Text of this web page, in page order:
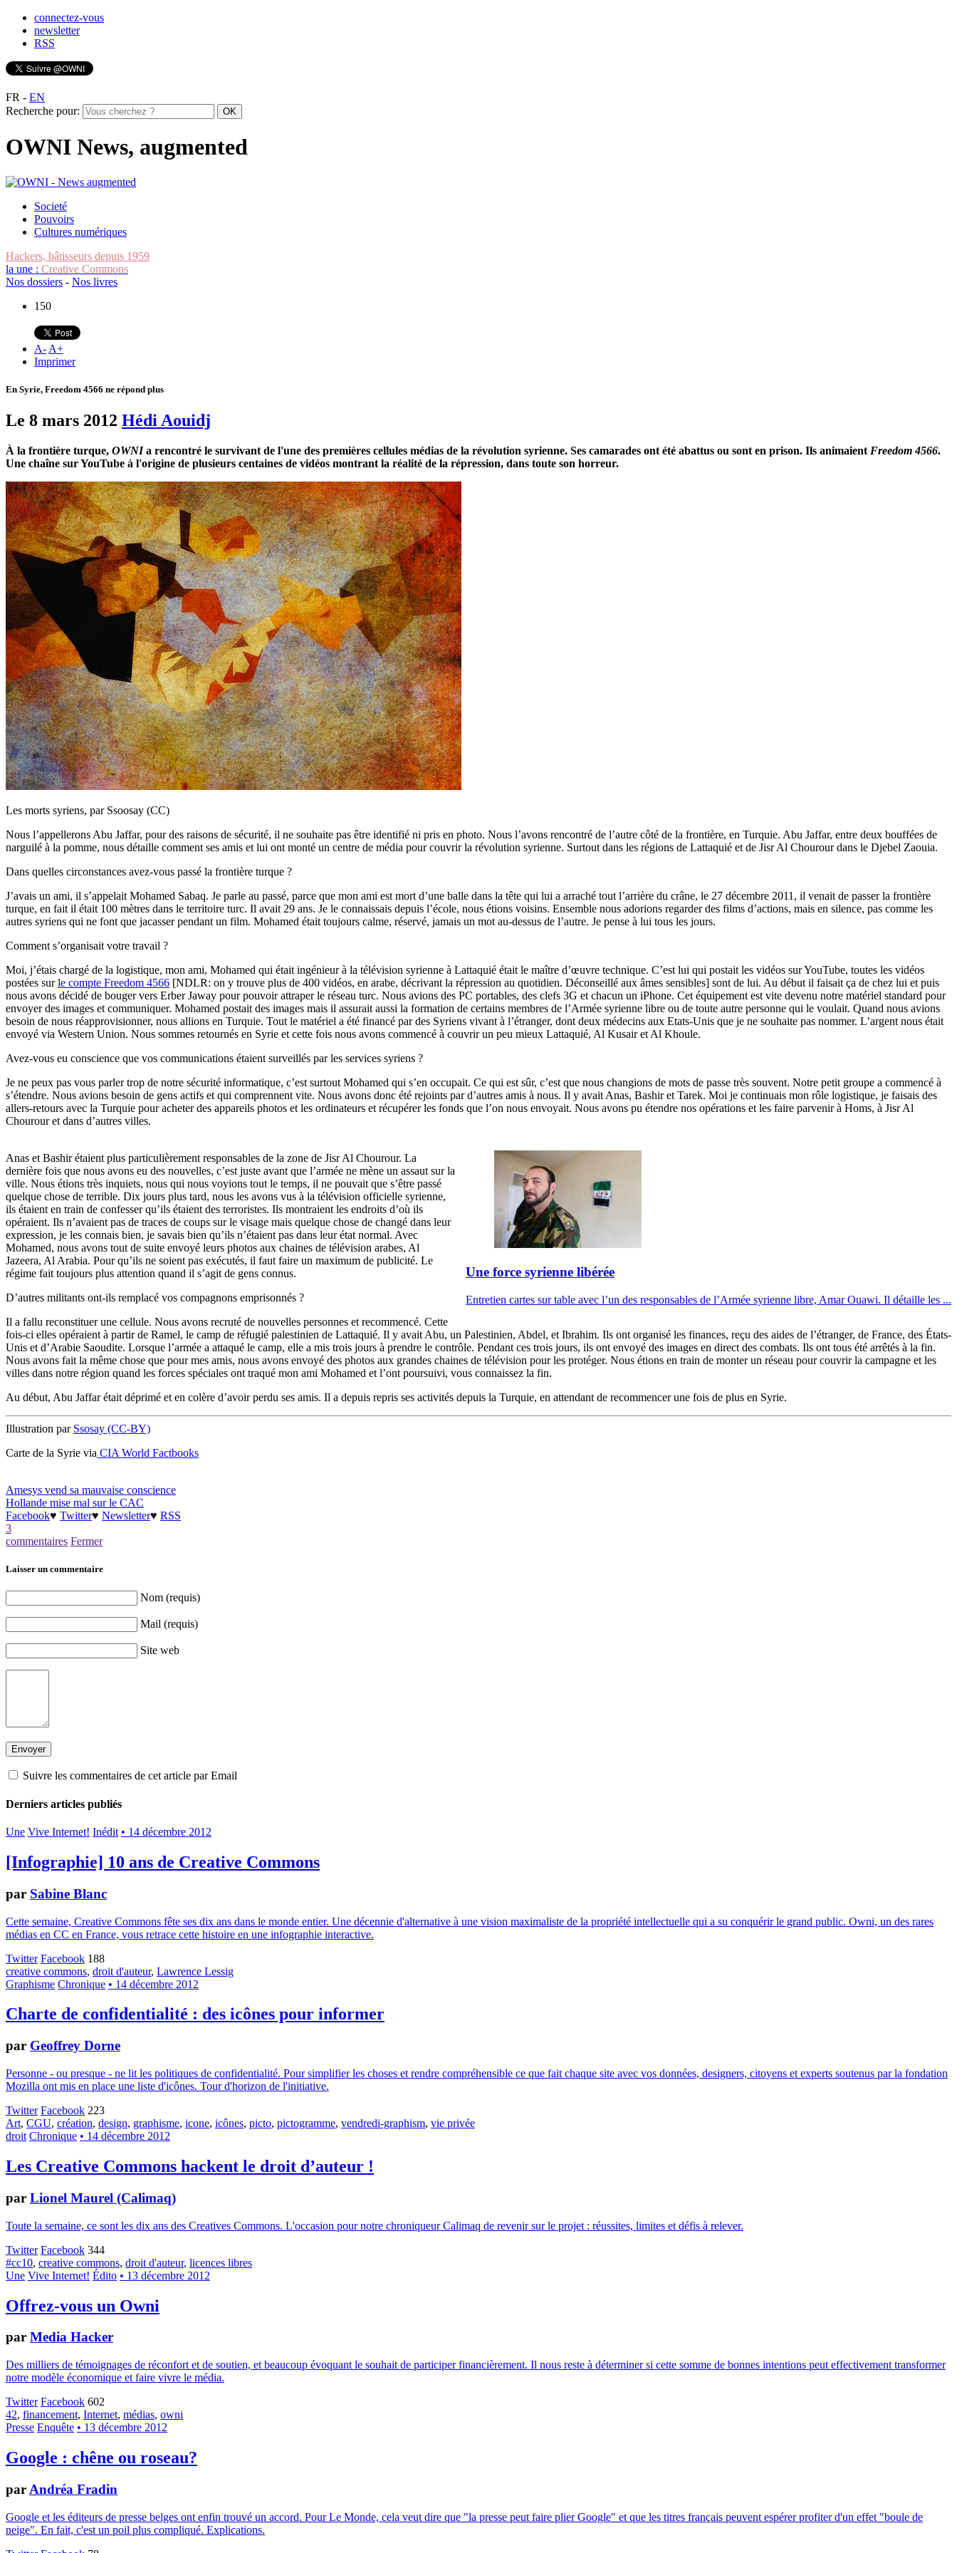
connectez-vous
newsletter
RSS
FR - EN
Recherche pour:
OWNI News, augmented
Societé
Pouvoirs
Cultures numériques
Hackers, bâtisseurs depuis 1959
la une : Creative Commons
Nos dossiers - Nos livres
150
A- A+
Imprimer
En Syrie, Freedom 4566 ne répond plus
Le 8 mars 2012 Hédi Aouidj
À la frontière turque, OWNIa rencontré le survivant de l'une des premières cellules médias de la révolution syrienne. Ses camarades ont été abattus ou sont en prison. Ils animaient Freedom 4566.
Une chaîne sur YouTube à l'origine de plusieurs centaines de vidéos montrant la réalité de la répression, dans toute son horreur.
Les morts syriens, par Ssoosay (CC)
Nous l’appellerons Abu Jaffar, pour des raisons de sécurité, il ne souhaite pas être identifié ni pris en photo. Nous l’avons rencontré de l’autre côté de la frontière, en Turquie. Abu Jaffar, entre deux bouffées de
narguilé à la pomme, nous détaille comment ses amis et lui ont monté un centre de média pour couvrir la révolution syrienne. Surtout dans les régions de Lattaquié et de Jisr Al Chourour dans le Djebel Zaouia.
Dans quelles circonstances avez-vous passé la frontière turque ?
J’avais un ami, il s’appelait Mohamed Sabaq. Je parle au passé, parce que mon ami est mort d’une balle dans la tête qui lui a arraché tout l’arrière du crâne, le 27 décembre 2011, il venait de passer la frontière
turque, en fait il était 100 mètres dans le territoire turc. Il avait 29 ans. Je le connaissais depuis l’école, nous étions voisins. Ensemble nous adorions regarder des films d’actions, mais en silence, pas comme les
autres syriens qui ne font que jacasser pendant un film. Mohamed était toujours calme, réservé, jamais un mot au-dessus de l’autre. Je pense à lui tous les jours.
Comment s’organisait votre travail ?
Moi, j’étais chargé de la logistique, mon ami, Mohamed qui était ingénieur à la télévision syrienne à Lattaquié était le maître d’œuvre technique. C’est lui qui postait les vidéos sur YouTube, toutes les vidéos
postées surle compte Freedom 4566 [NDLR: on y trouve plus de 400 vidéos, en arabe, décrivant la répression au quotidien. Déconseillé aux âmes sensibles] sont de lui. Au début il faisait ça de chez lui et puis
nous avons décidé de bouger vers Erber Jaway pour pouvoir attraper le réseau turc. Nous avions des PC portables, des clefs 3G et chacun un iPhone. Cet équipement est vite devenu notre matériel standard pour
envoyer des images et communiquer. Mohamed postait des images mais il assurait aussi la formation de certains membres de l’Armée syrienne libre ou de toute autre personne qui le voulait. Quand nous avions
besoin de nous réapprovisionner, nous allions en Turquie. Tout le matériel a été financé par des Syriens vivant à l’étranger, dont deux médecins aux Etats-Unis que je ne souhaite pas nommer. L’argent nous était
envoyé via Western Union. Nous sommes retournés en Syrie et cette fois nous avons commencé à couvrir un peu mieux Lattaquié, Al Kusair et Al Khoule.
Avez-vous eu conscience que vos communications étaient surveillés par les services syriens ?
Je ne peux pas vous parler trop de notre sécurité informatique, c’est surtout Mohamed qui s’en occupait. Ce qui est sûr, c’est que nous changions de mots de passe très souvent. Notre petit groupe a commencé à
s’étendre. Nous avions besoin de gens actifs et qui comprennent vite. Nous avons donc été rejoints par d’autres amis à nous. Il y avait Anas, Bashir et Tarek. Moi je continuais mon rôle logistique, je faisais des
allers-retours avec la Turquie pour acheter des appareils photos et les ordinateurs et récupérer les fonds que l’on nous envoyait. Nous avons pu étendre nos opérations et les faire parvenir à Homs, à Jisr Al
Chourour et dans d’autres villes.
Une force syrienne libérée
Entretien cartes sur table avec l’un des responsables de l’Armée syrienne libre, Amar Ouawi. Il détaille les ...
Anas et Bashir étaient plus particulièrement responsables de la zone de Jisr Al Chourour. La
dernière fois que nous avons eu des nouvelles, c’est juste avant que l’armée ne mène un assaut sur la
ville. Nous étions très inquiets, nous qui nous voyions tout le temps, il ne pouvait que s’être passé
quelque chose de terrible. Dix jours plus tard, nous les avons vus à la télévision officielle syrienne,
ils étaient en train de confesser qu’ils étaient des terroristes. Ils montraient les endroits d’où ils
opéraient. Ils n’avaient pas de traces de coups sur le visage mais quelque chose de changé dans leur
expression, je les connais bien, je savais bien qu’ils n’étaient pas dans leur état normal. Avec
Mohamed, nous avons tout de suite envoyé leurs photos aux chaines de télévision arabes, Al
Jazeera, Al Arabia. Pour qu’ils ne soient pas exécutés, il faut faire un maximum de publicité. Le
régime fait toujours plus attention quand il s’agit de gens connus.
D’autres militants ont-ils remplacé vos compagnons emprisonnés ?
Il a fallu reconstituer une cellule. Nous avons recruté de nouvelles personnes et recommencé. Cette
fois-ci elles opéraient à partir de Ramel, le camp de réfugié palestinien de Lattaquié. Il y avait Abu, un Palestinien, Abdel, et Ibrahim. Ils ont organisé les finances, reçu des aides de l’étranger, de France, des États-
Unis et d’Arabie Saoudite. Lorsque l’armée a attaqué le camp, elle a mis trois jours à prendre le contrôle. Pendant ces trois jours, ils ont envoyé des images en direct des combats. Ils ont tous été arrêtés à la fin.
Nous avons fait la même chose que pour mes amis, nous avons envoyé des photos aux grandes chaines de télévision pour les protéger. Nous étions en train de monter un réseau pour couvrir la campagne et les
villes dans notre région quand les forces spéciales ont traqué mon ami Mohamed et l’ont poursuivi, vous connaissez la fin.
Au début, Abu Jaffar était déprimé et en colère d’avoir perdu ses amis. Il a depuis repris ses activités depuis la Turquie, en attendant de recommencer une fois de plus en Syrie.
Illustration par Ssosay (CC-BY)
Carte de la Syrie via CIA World Factbooks
Amesys vend sa mauvaise conscience
Hollande mise mal sur le CAC
Facebook♥ Twitter♥ Newsletter♥ RSS
3
commentaires Fermer
Laisser un commentaire
Nom (requis)
Mail (requis)
Site web
Suivre les commentaires de cet article par Email
Derniers articles publiés
Une Vive Internet! Inédit • 14 décembre 2012
[Infographie] 10 ans de Creative Commons
par Sabine Blanc
Cette semaine, Creative Commons fête ses dix ans dans le monde entier. Une décennie d'alternative à une vision maximaliste de la propriété intellectuelle qui a su conquérir le grand public. Owni, un des rares
médias en CC en France, vous retrace cette histoire en une infographie interactive.
Twitter Facebook 188
creative commons, droit d'auteur, Lawrence Lessig
Graphisme Chronique • 14 décembre 2012
Charte de confidentialité : des icônes pour informer
par Geoffrey Dorne
Personne - ou presque - ne lit les politiques de confidentialité. Pour simplifier les choses et rendre compréhensible ce que fait chaque site avec vos données, designers, citoyens et experts soutenus par la fondation
Mozilla ont mis en place une liste d'icônes. Tour d'horizon de l'initiative.
Twitter Facebook 223
Art, CGU, création, design, graphisme, icone, icônes, picto, pictogramme, vendredi-graphism, vie privée
droit Chronique • 14 décembre 2012
Les Creative Commons hackent le droit d’auteur !
par Lionel Maurel (Calimaq)
Toute la semaine, ce sont les dix ans des Creatives Commons. L'occasion pour notre chroniqueur Calimaq de revenir sur le projet : réussites, limites et défis à relever.
Twitter Facebook 344
#cc10, creative commons, droit d'auteur, licences libres
Une Vive Internet! Édito • 13 décembre 2012
Offrez-vous un Owni
par Media Hacker
Des milliers de témoignages de réconfort et de soutien, et beaucoup évoquant le souhait de participer financièrement. Il nous reste à déterminer si cette somme de bonnes intentions peut effectivement transformer
notre modèle économique et faire vivre le média.
Twitter Facebook 602
42, financement, Internet, médias, owni
Presse Enquête • 13 décembre 2012
Google : chêne ou roseau?
par Andréa Fradin
Google et les éditeurs de presse belges ont enfin trouvé un accord. Pour Le Monde, cela veut dire que "la presse peut faire plier Google" et que les titres français peuvent espérer profiter d'un effet "boule de
neige". En fait, c'est un poil plus compliqué. Explications.